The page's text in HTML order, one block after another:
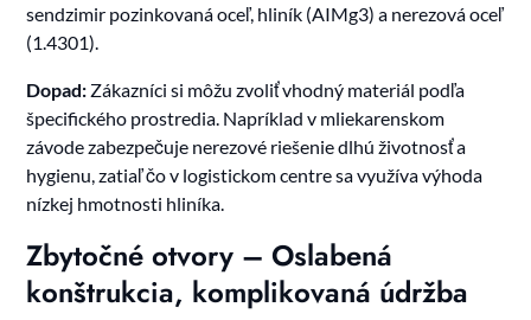
sendzimir pozinkovaná oceľ, hliník (AIMg3) a nerezová oceľ
(1.4301).
Dopad: Zákazníci si môžu zvoliť vhodný materiál podľa
špecifického prostredia. Napríklad v mliekarenskom
závode zabezpečuje nerezové riešenie dlhú životnosť a
hygienu, zatiaľ čo v logistickom centre sa využíva výhoda
nízkej hmotnosti hliníka.
Zbytočné otvory – Oslabená
konštrukcia, komplikovaná údržba